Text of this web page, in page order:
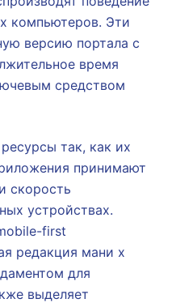
компьютеров. Эти
версию портала с
время
средством
так, как их
принимают
скорость
устройствах.
first
редакция мани х
для
выделяет